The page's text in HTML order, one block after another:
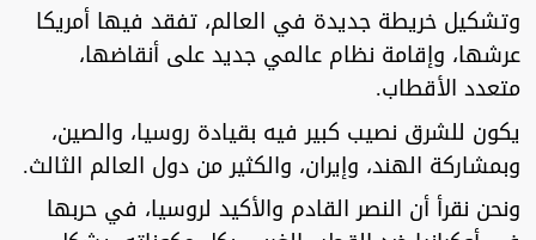
وتشكيل خريطة جديدة في العالم، تفقد فيها أمريكا
عرشها، وإقامة نظام عالمي جديد على أنقاضها،
متعدد الأقطاب.
يكون للشرق نصيب كبير فيه بقيادة روسيا، والصين،
وبمشاركة الهند، وإيران، والكثير من دول العالم الثالث.
ونحن نقرأ أن النصر القادم والأكيد لروسيا، في حربها